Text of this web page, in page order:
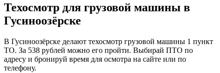
Техосмотр для грузовой машины в
Гусиноозёрске
В Гусиноозёрске делают техосмотр грузовой машины 1 пункт
ТО. За 538 рублей можно его пройти. Выбирай ПТО по
адресу и бронируй время для осмотра на сайте или по
телефону.